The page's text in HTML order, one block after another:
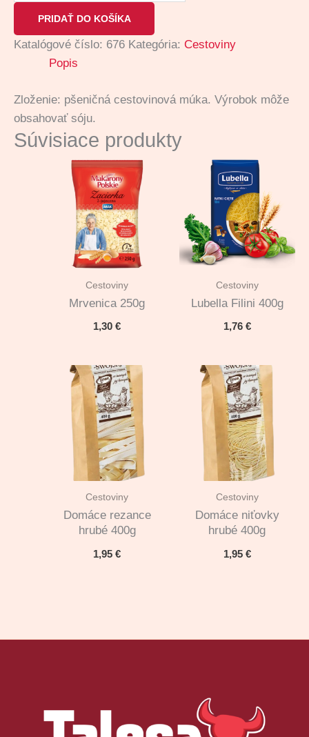
PRIDAŤ DO KOŠÍKA
Katalógové číslo: 676 Kategória: Cestoviny
Popis
Zloženie: pšeničná cestovinová múka. Výrobok môže
obsahovať sóju.
Súvisiace produkty
Cestoviny
Mrvenica 250g
1,30€
Cestoviny
Lubella Filini 400g
1,76 €
Cestoviny
Domáce rezance
hrubé 400g
1,95€
Cestoviny
Domáce niťovky
hrubé 400g
1,95 €